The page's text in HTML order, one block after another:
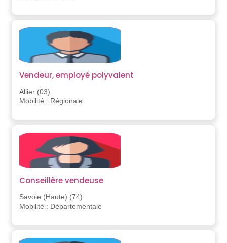
Vendeur, employé polyvalent
Allier (03)
Mobilité : Régionale
Conseillère vendeuse
Savoie (Haute) (74)
Mobilité : Départementale